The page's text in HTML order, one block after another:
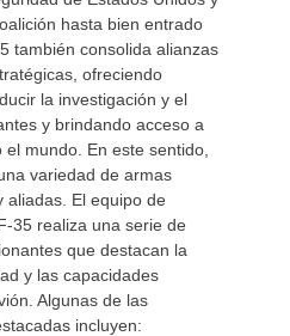
hasta bien entrado
también consolida alianzas
ofreciendo
la investigación y el
y brindando acceso a
mundo. En este sentido,
variedad de armas
aliadas. El equipo de
35 realiza una serie de
que destacan la
y las capacidades
Algunas de las
incluyen: